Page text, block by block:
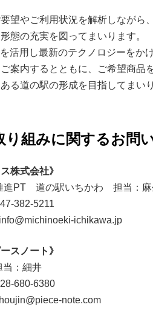
望やご利用状況を解析しながら
態の充実を図ってまいります。
活用し最新のテクノロジーをか
案内するとともに、ご希望商品
る道の駅の形成を目指してまい
り組みに関するお問
株式会社》
進PT 道の駅いちかわ 担当：麻
382-5211
ichikawa.jp
スノート》
：細井
680-6380
note.com